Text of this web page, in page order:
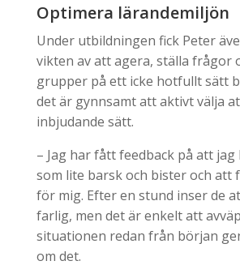
Optimera lärandemiljön
Under utbildningen fick Peter
vikten av att agera, ställa frågor
grupper på ett icke hotfullt sätt
det är gynnsamt att aktivt välja
inbjudande sätt.
– Jag har fått feedback på att jag
som lite barsk och bister och att
för mig. Efter en stund inser de
farlig, men det är enkelt att
situationen redan från början
om det.